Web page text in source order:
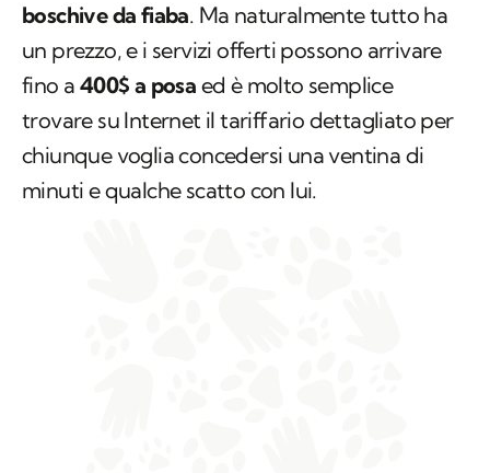
boschive da fiaba. Ma naturalmente tutto ha
un prezzo, e i servizi offerti possono arrivare
fino a 400$ a posa ed è molto semplice
trovare su Internet il tariffario dettagliato per
chiunque voglia concedersi una ventina di
minuti e qualche scatto con lui.